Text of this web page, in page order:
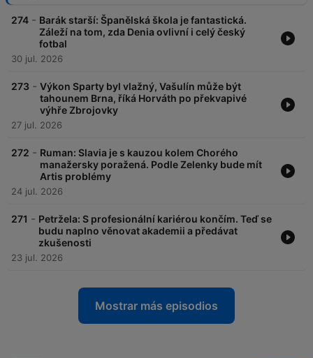
274 - Barák starší: Španělská škola je fantastická.
Záleží na tom, zda Denia ovlivní i celý český
fotbal
30 jul. 2026
273 - Výkon Sparty byl vlažný, Vašulín může být
tahounem Brna, říká Horváth po překvapivé
výhře Zbrojovky
27 jul. 2026
272 - Ruman: Slavia je s kauzou kolem Chorého
manažersky poražená. Podle Zelenky bude mít
Artis problémy
24 jul. 2026
271 - Petržela: S profesionální kariérou končím. Teď se
budu naplno věnovat akademii a předávat
zkušenosti
23 jul. 2026
Mostrar más episodios